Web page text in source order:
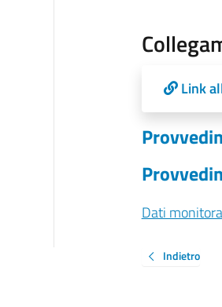
Link
Dati
Indietro